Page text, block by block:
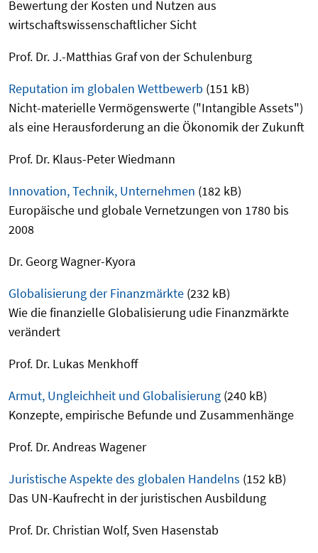
Bewertung der Kosten und Nutzen aus
wirtschaftswissenschaftlicher Sicht
Prof. Dr. J.-Matthias Graf von der Schulenburg
Reputation im globalen Wettbewerb (151 kB)
Nicht-materielle Vermögenswerte ("Intangible Assets")
als eine Herausforderung an die Ökonomik der Zukunft
Prof. Dr. Klaus-Peter Wiedmann
Innovation, Technik, Unternehmen (182 kB)
Europäische und globale Vernetzungen von 1780 bis
2008
Dr. Georg Wagner-Kyora
Globalisierung der Finanzmärkte (232 kB)
Wie die finanzielle Globalisierung udie Finanzmärkte
verändert
Prof. Dr. Lukas Menkhoff
Armut, Ungleichheit und Globalisierung (240 kB)
Konzepte, empirische Befunde und Zusammenhänge
Prof. Dr. Andreas Wagener
Juristische Aspekte des globalen Handelns (152 kB)
Das UN-Kaufrecht in der juristischen Ausbildung
Prof. Dr. Christian Wolf, Sven Hasenstab